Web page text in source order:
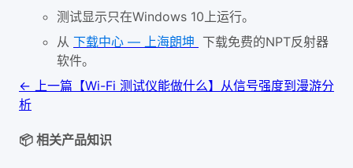
测试显示只在Windows 10上运行。
从 下载中心 — 上海朗坤 下载免费的NPT反射器
软件。
← 上一篇 【Wi-Fi 测试仪能做什么】从信号强度到漫游分
析
📦 相关产品知识